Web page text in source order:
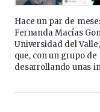
Hace un par de
Fernanda Macías
Universidad del
que, con un grupo
desarrollando unas